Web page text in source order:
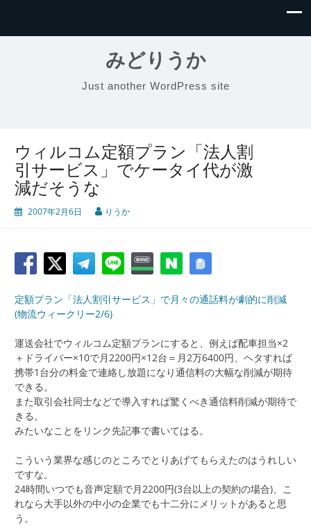
みどりうか
Just another WordPress site
ウィルコム定額プラン「法人割
引サービス」でケータイ代が激
減だそうな
2007年2月6日 りうか
定額プラン「法人割引サービス」で月々の通話料が劇的に削減
(物流ウィークリー2/6)
運送会社でウィルコム定額プランにすると、例えば配車担当×2
＋ドライバー×10で月2200円×12台＝月2万6400円、ヘタすれば
携帯1台分の料金で連絡し放題になり通信料の大幅な削減が期待
できる。
また取引会社同士などで導入すれば驚くべき通信料削減が期待で
きる。
みたいなことをリンク先記事で書いてはる。
こういう業界な感じのところでとりあげてもらえたのはうれしい
ですな。
24時間いつでも音声定額で月2200円(3台以上の契約の場合)、こ
れなら大手以外の中小の企業でも十二分にメリットがあると思
う。